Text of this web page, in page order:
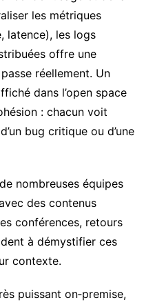
les métriques
latence), les logs
offre une
réellement. Un
dans l’open space
: chacun voit
bug critique ou d’une
nombreuses équipes
des contenus
conférences, retours
à démystifier ces
contexte.
puissant on‑premise,